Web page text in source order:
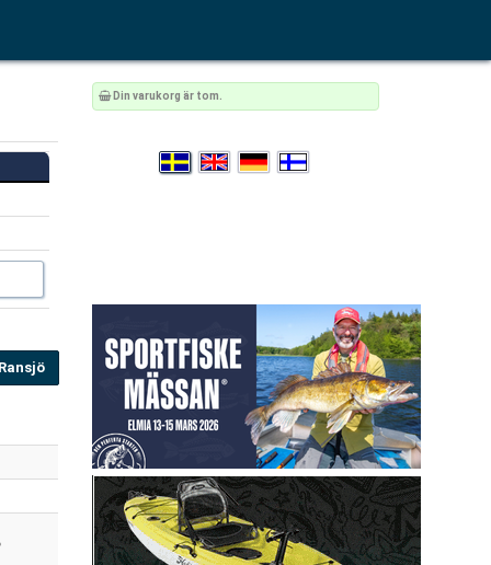
Din varukorg är tom.